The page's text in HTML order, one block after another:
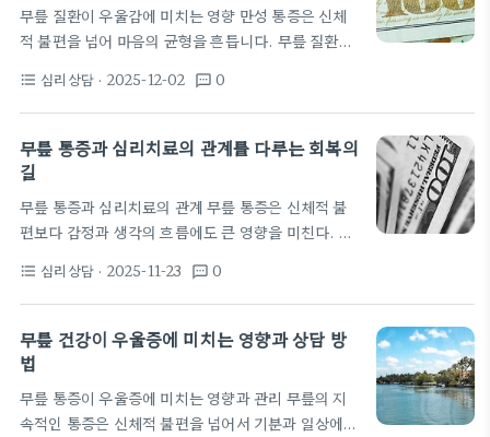
으로 인한 걱정은 신체 감각의 해석을 과장시키기 쉽
다. 환자는 무릎을 다친 기억이나 현재의 통증 신호에
대해 중립적 관점을 연습한다. 이 과정에서 일상 활동
무릎 질환이 우울감에 미치는 영향 만성 통증은 신체
적 불편을 넘어 마음의 균형을 흔듭니다. 무릎 질환으
뜨리고 피로를 불러옵니다. 이로 인해 일상 활동의 즐
거움이 줄고 사회적 관계가 멀어지며 우울감이 가중될
수 있습니다. 또한 움직임의 제한은 자립성에 대한 불
안감을 키워 자존감을 낮추는 경향이 있습니다. 다행
감의 악순환을 끊을 수 있습니다. 의사와 물리치료사
의 협력으로 통증이 감소하면 수면의 질이 회복되고
신체 활동의 자신감이 돌아옵니다. 일상에 작은 목표
format_list_bulleted 심리상담 · 2025-12-02 textsms 0
무릎 통증과 심리치료의 관계를 다루는 회복의
길
무릎 통증과 심리치료의 관계 무릎 통증은 신체적 불
편보다 감정과 생각의 흐름에도 큰 영향을 미친다. 지
의욕을 저하시킨다. 이런 변화는 피로와 불안, 우울감
을 악화시키며 회복 의지를 약화시킨다. 그래서 심리
치료는 단순한 감정 조절을 넘어 통증 관리의 핵심 도
구가 될 수 있다. 무릎 통증을 다루는 데 있어 인지적
증 체감에 영향을 준다. 예를 들어 희망이 낮거나 부정
적 해석은 주관적 통증 수치를 높일 수 있다. 반대로
format_list_bulleted 심리상담 · 2025-11-23 textsms 0
무릎 건강이 우울증에 미치는 영향과 상담 방
법
무릎 통증이 우울증에 미치는 영향과 관리 무릎의 지
속적인 통증은 신체적 불편을 넘어서 기분과 일상에